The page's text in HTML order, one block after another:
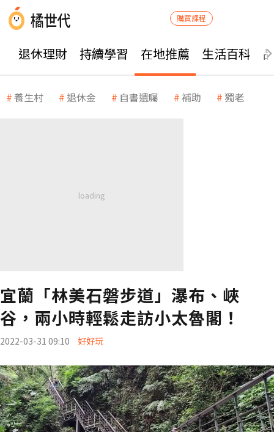
購買課程
退休理財 持續學習 在地推薦 生活百科
養生村 退休金 自書遺囑 補助 獨老
宜蘭「林美石磐步道」瀑布、峽
谷，兩小時輕鬆走訪小太魯閣！
2022-03-31 09:10 好好玩